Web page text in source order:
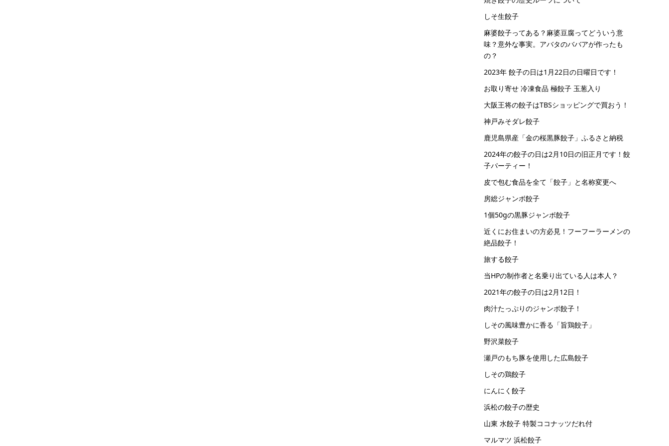
しそ生餃子
麻婆餃子ってある？麻婆豆腐ってどういう意
味？意外な事実。アバタのババアが作ったも
の？
2023年 餃子の日は1月22日の日曜日です！
お取り寄せ 冷凍食品 極餃子 玉葱入り
大阪王将の餃子はTBSショッピングで買おう！
神戸みそダレ餃子
鹿児島県産「金の桜黒豚餃子」ふるさと納税
2024年の餃子の日は2月10日の旧正月です！餃
子パーティー！
皮で包む食品を全て「餃子」と名称変更へ
房総ジャンボ餃子
1個50gの黒豚ジャンボ餃子
近くにお住まいの方必見！フーフーラーメンの
絶品餃子！
旅する餃子
当HPの制作者と名乗り出ている人は本人？
2021年の餃子の日は2月12日！
肉汁たっぷりのジャンボ餃子！
しその風味豊かに香る「旨鶏餃子」
野沢菜餃子
瀬戸のもち豚を使用した広島餃子
しその鶏餃子
にんにく餃子
浜松の餃子の歴史
山東 水餃子 特製ココナッツだれ付
マルマツ 浜松餃子